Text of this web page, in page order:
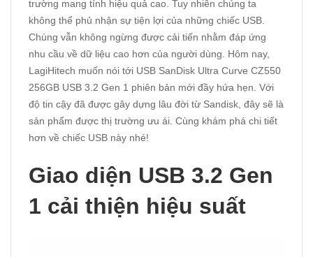
trường mang tính hiệu quả cao. Tuy nhiên chúng ta
không thể phủ nhận sự tiện lợi của những chiếc USB.
Chúng vẫn không ngừng được cải tiến nhằm đáp ứng
nhu cầu về dữ liệu cao hơn của người dùng. Hôm nay,
LagiHitech muốn nói tới USB SanDisk Ultra Curve CZ550
256GB USB 3.2 Gen 1 phiên bản mới đầy hứa hẹn. Với
độ tin cậy đã được gây dựng lâu đời từ Sandisk, đây sẽ là
sản phẩm được thị trường ưu ái. Cùng khám phá chi tiết
hơn về chiếc USB này nhé!
Giao diện USB 3.2 Gen
1 cải thiện hiệu suất